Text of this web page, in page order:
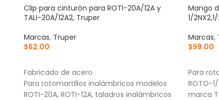
Clip para cinturón para ROTI-20A/12A y
TALI-20A/12A2, Truper
Marcas, Truper
$62.00
Fabricado de acero
Para rotomartillos inalámbricos modelos
ROTI-20A, ROTI-12A, taladros inalámbricos
Mango
1/
Marcas,
$99.00
Para
ROTO-
marca